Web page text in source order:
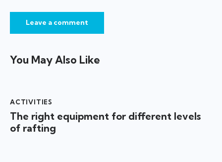
You May Also Like
ACTIVITIES
The right equipment for different levels
of rafting